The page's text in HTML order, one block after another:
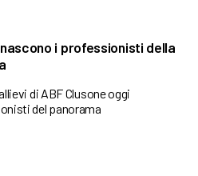
i professionisti della
di ABF Clusone oggi
del panorama